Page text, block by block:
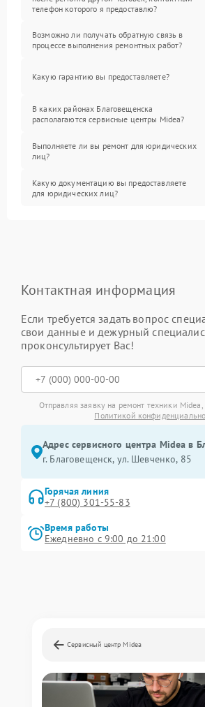
телефон которого я предоставлю?
Возможно ли получать обратную связь в
процессе выполнения ремонтных работ?
Какую гарантию вы предоставляете?
В каких районах Благовещенска
располагаются сервисные центры Midea?
Выполняете ли вы ремонт для юридических
лиц?
Какую документацию вы предоставляете
для юридических лиц?
Контактная информация
Если требуется задать вопрос
свои данные и дежурный
проконсультирует Вас!
Отправляя заявку на ремонт техники
Политикой
Адрес сервисного центра Midea в
г. Благовещенск, ул. Шевченко, 85
Горячая линия
+7 (800) 301-55-83
Время работы
Ежедневно с 9:00 до 21:00
Сервисный центр Midea